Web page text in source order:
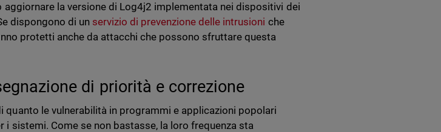
aggiornare la versione di Log4j2 implementata nei dispositivi dei
dispongono di un servizio di prevenzione delle intrusioni che
protetti anche da attacchi che possono sfruttare questa
di priorità e correzione
quanto le vulnerabilità in programmi e applicazioni popolari
i sistemi. Come se non bastasse, la loro frequenza sta